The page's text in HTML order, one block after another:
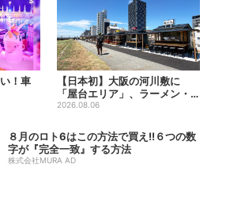
！車
【日本初】大阪の河川敷に
「屋台エリア」、ラーメン・
焼肉・しゃぶしゃぶ・カフェ
2026.08.06
８月のロト6はこの方法で買え!!６つの数
字が『完全一致』する方法
株式会社MURA AD